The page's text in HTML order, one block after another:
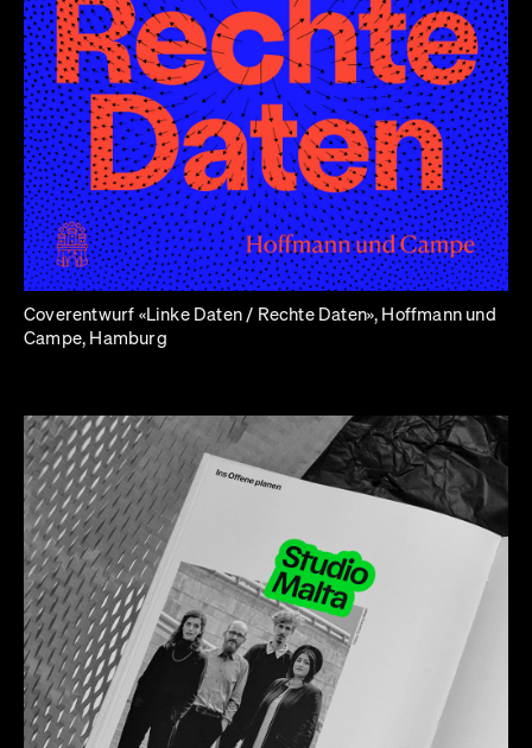
Coverentwurf «Linke Daten / Rechte Daten», Hoffmann und
Campe, Hamburg